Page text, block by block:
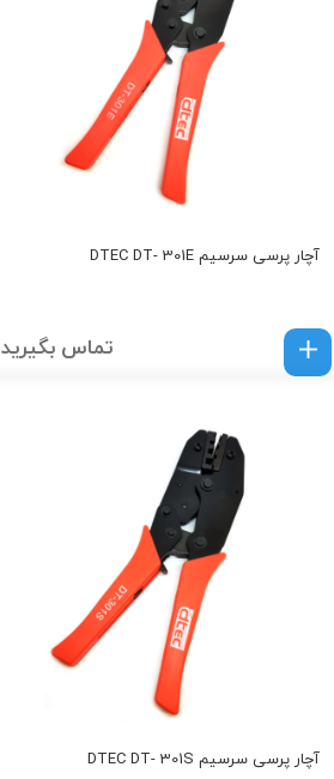
آچار پرسی سرسیم DTEC DT- 301E
تماس بگیرید
آچار پرسی سرسیم DTEC DT- 301S